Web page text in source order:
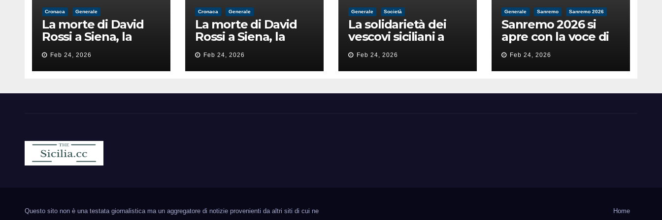
Cronaca Generale
La morte di David
Rossi a Siena, la
perizia lancia la
pista di
un’intimidazione
Feb 24, 2026
Cronaca Generale
La morte di David
Rossi a Siena, la
perizia lancia la
pista di
un’intimidazione
Feb 24, 2026
Generale Società
La solidarietà dei
vescovi siciliani a
Lorefice: «Ha difeso
il valore e la dignità
dell’umanità»
Feb 24, 2026
Generale Sanremo Sanremo 2026
Sanremo 2026 si
apre con la voce di
Pippo Baudo
Feb 24, 2026
Questo sito non è una testata giornalistica ma un aggregatore di notizie provenienti da altri siti di cui ne Home